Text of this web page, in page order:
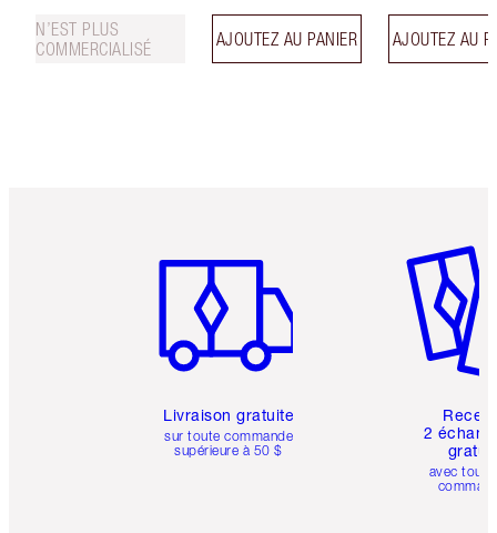
N’EST PLUS
COMMERCIALISÉ
AJOUTEZ AU PANIER AJOUTEZ AU
Livraison gratuite
sur toute commande
supérieure à 50 $
2
avec